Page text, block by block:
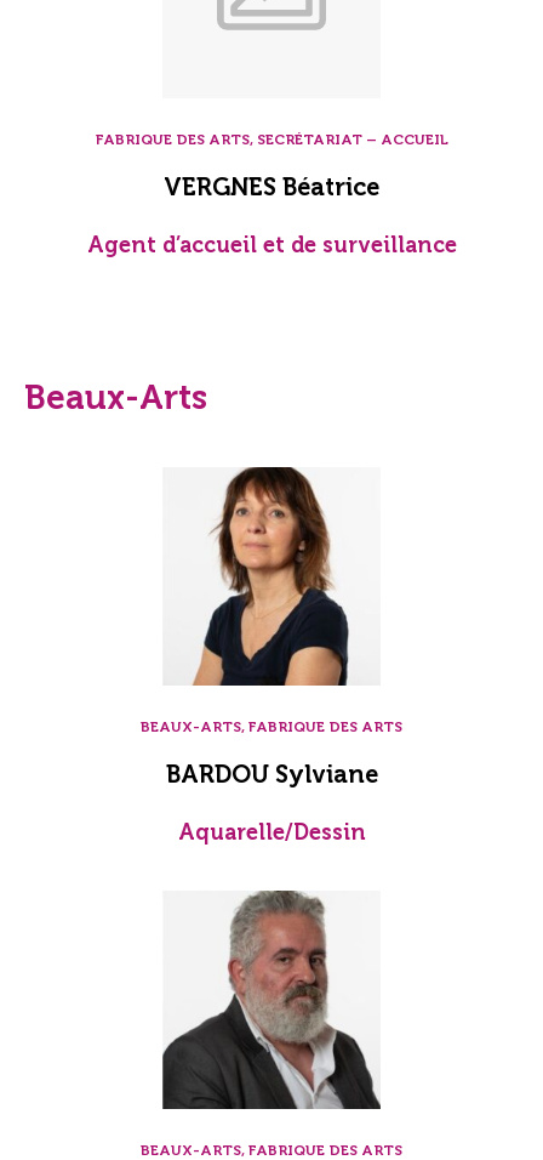
FABRIQUE DES ARTS, SECRÉTARIAT – ACCUEIL
VERGNES Béatrice
Agent d’accueil et de surveillance
Beaux-Arts
BEAUX-ARTS, FABRIQUE DES ARTS
BARDOU Sylviane
Aquarelle/Dessin
BEAUX-ARTS, FABRIQUE DES ARTS